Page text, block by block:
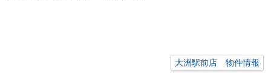
大洲駅前店 物件情報